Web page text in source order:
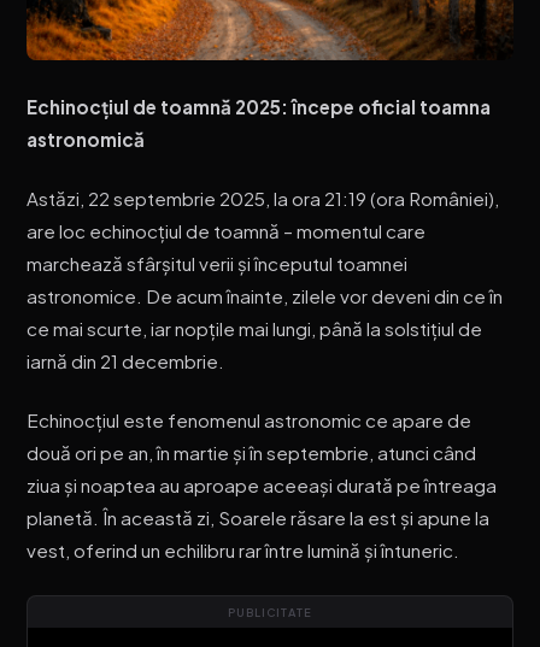
Echinocțiul de toamnă 2025: începe oficial toamna
astronomică
Astăzi, 22 septembrie 2025, la ora 21:19 (ora României),
are loc echinocțiul de toamnă – momentul care
marchează sfârșitul verii și începutul toamnei
astronomice. De acum înainte, zilele vor deveni din ce în
ce mai scurte, iar nopțile mai lungi, până la solstițiul de
iarnă din 21 decembrie.
Echinocțiul este fenomenul astronomic ce apare de
două ori pe an, în martie și în septembrie, atunci când
ziua și noaptea au aproape aceeași durată pe întreaga
planetă. În această zi, Soarele răsare la est și apune la
vest, oferind un echilibru rar între lumină și întuneric.
PUBLICITATE